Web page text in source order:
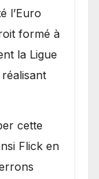
l’Euro
formé à
la Ligue
cette
Flick en